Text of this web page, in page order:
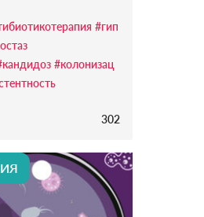
#гип
#колонизац
302